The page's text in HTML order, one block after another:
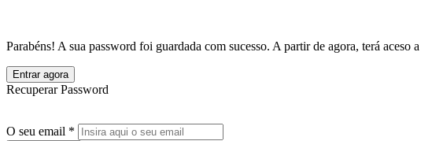
Parabéns! A sua password foi guardada com sucesso. A partir de agora, terá aceso
Entrar agora
Recuperar Password
O seu email *